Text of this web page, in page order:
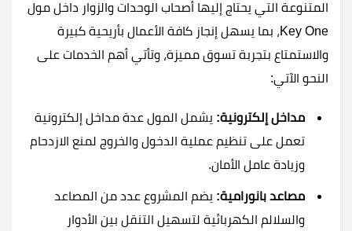
المتنوعة التي يحتاج إليها أصحاب الوحدات والزوار داخل مول
Key One، بما يسهل إنجاز كافة الأعمال بأريحية كبيرة
والاستمتاع بتجربة تسوق مميزة، وتأتي أهم الخدمات على
النحو الآتي:
مداخل إلكترونية: يشمل المول عدة مداخل إلكترونية
تعمل على تنظيم عملية الدخول والخروج لمنع الازدحام
وزيادة عامل الأمان.
مصاعد بانورامية: يضم المشروع عدد من المصاعد
والسلالم الكهربائية لتسهيل التنقل بين الأدوار